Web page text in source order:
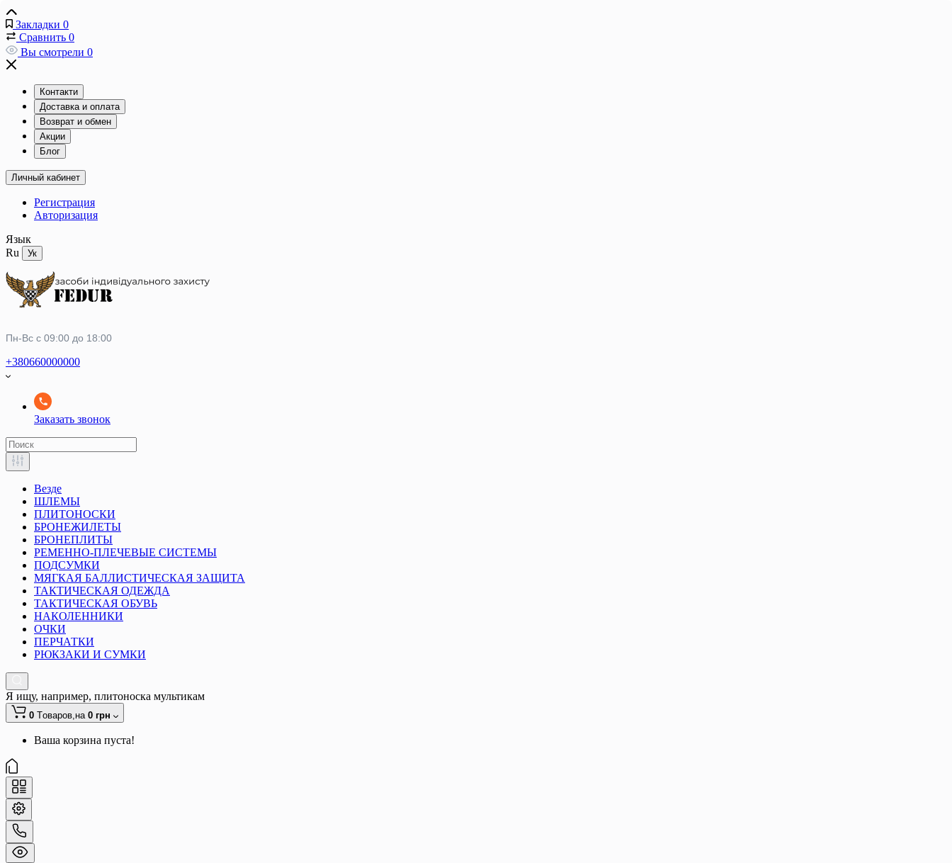
Закладки 0
Сравнить 0
Вы смотрели 0
Контакти
Доставка и оплата
Возврат и обмен
Акции
Блог
Личный кабинет
Регистрация
Авторизация
Язык
Ru
Ук
Пн-Вс с 09:00 до 18:00
+380660000000
Заказать звонок
Везде
ШЛЕМЫ
ПЛИТОНОСКИ
БРОНЕЖИЛЕТЫ
БРОНЕПЛИТЫ
РЕМЕННО-ПЛЕЧЕВЫЕ СИСТЕМЫ
ПОДСУМКИ
МЯГКАЯ БАЛЛИСТИЧЕСКАЯ ЗАЩИТА
ТАКТИЧЕСКАЯ ОДЕЖДА
ТАКТИЧЕСКАЯ ОБУВЬ
НАКОЛЕННИКИ
ОЧКИ
ПЕРЧАТКИ
РЮКЗАКИ И СУМКИ
Я ищу, например, плитоноска мультикам
0 Tоваров,на 0 грн
Ваша корзина пуста!